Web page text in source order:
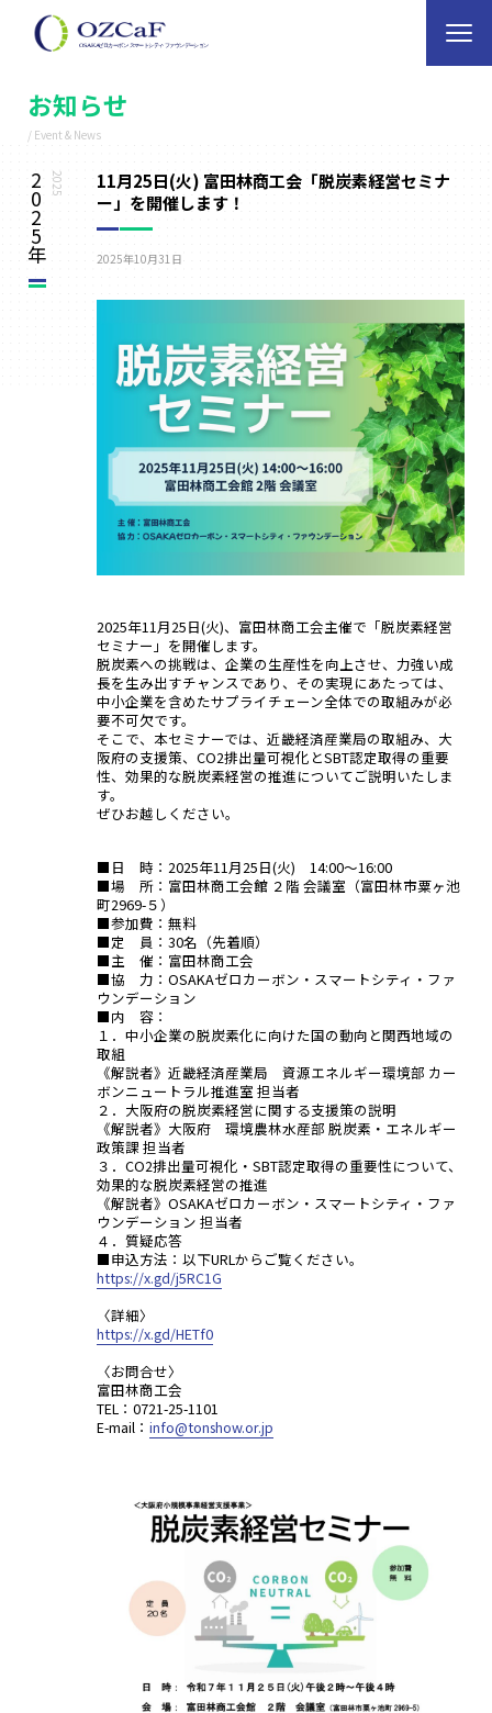
お知らせ
/ Event & News
2025
2
0
2
5
年
11月25日(火) 富田林商工会「脱炭素経営セミナ
ー」を開催します！
2025年10月31日
2025年11月25日(火)、富田林商工会主催で「脱炭素経営
セミナー」を開催します。
脱炭素への挑戦は、企業の生産性を向上させ、力強い成
長を生み出すチャンスであり、その実現にあたっては、
中小企業を含めたサプライチェーン全体での取組みが必
要不可欠です。
そこで、本セミナーでは、近畿経済産業局の取組み、大
阪府の支援策、CO2排出量可視化とSBT認定取得の重要
性、効果的な脱炭素経営の推進についてご説明いたしま
す。
ぜひお越しください。
■日 時：2025年11月25日(火) 14:00～16:00
■場 所：富田林商工会館 ２階 会議室（富田林市粟ヶ池
町2969-５）
■参加費：無料
■定 員：30名（先着順）
■主 催：富田林商工会
■協 力：OSAKAゼロカーボン・スマートシティ・ファ
ウンデーション
■内 容：
１．中小企業の脱炭素化に向けた国の動向と関西地域の
取組
《解説者》近畿経済産業局 資源エネルギー環境部 カー
ボンニュートラル推進室 担当者
２．大阪府の脱炭素経営に関する支援策の説明
《解説者》大阪府 環境農林水産部 脱炭素・エネルギー
政策課 担当者
３．CO2排出量可視化・SBT認定取得の重要性について、
効果的な脱炭素経営の推進
《解説者》OSAKAゼロカーボン・スマートシティ・ファ
ウンデーション 担当者
４．質疑応答
■申込方法：以下URLからご覧ください。
https://x.gd/j5RC1G
〈詳細〉
https://x.gd/HETf0
〈お問合せ〉
富田林商工会
TEL：0721-25-1101
E-mail： info@tonshow.or.jp